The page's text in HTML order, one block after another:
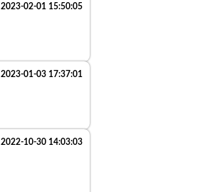
2023-02-01 15:50:05
2023-01-03 17:37:01
2022-10-30 14:03:03